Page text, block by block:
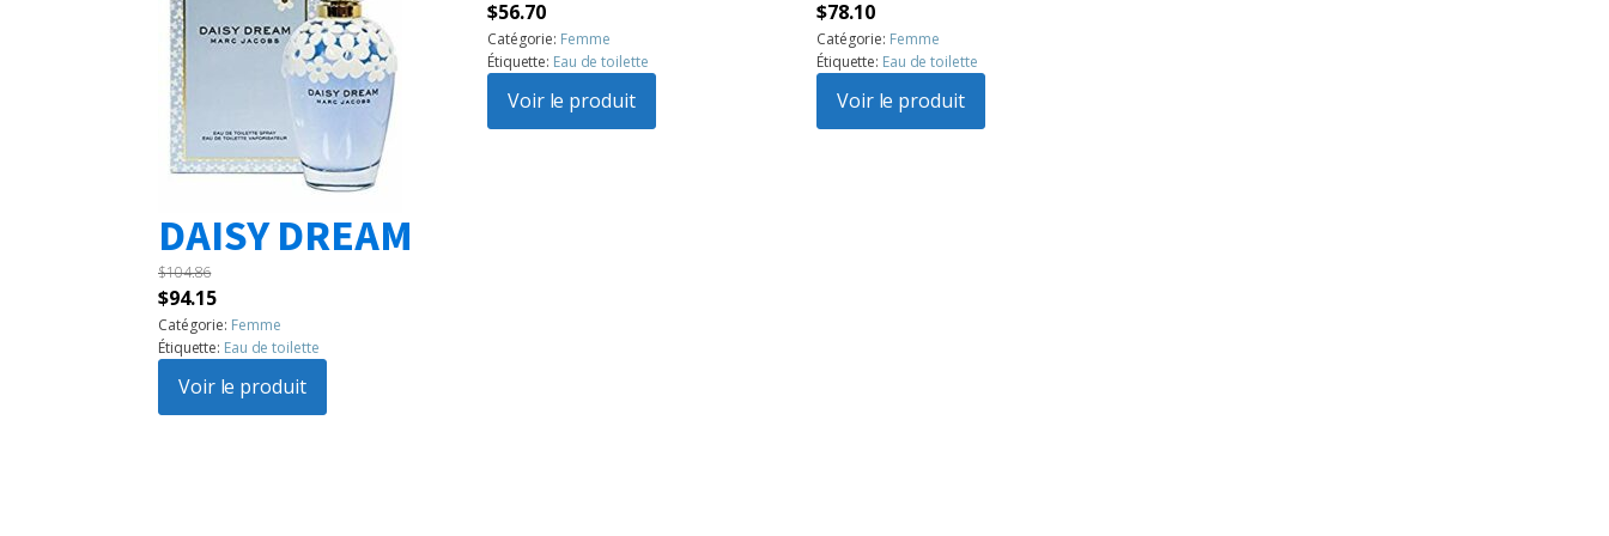
DAISY DREAM
$104.86
Le
prix
initial
était :
$104.86.
$94.15Le
prix
actuel
est :
$94.15.
Catégorie: Femme
Étiquette: Eau de toilette
Voir le produit
Le
prix
initial
était :
$72.76.
$56.70Le
prix
actuel
est :
$56.70.
Catégorie: Femme
Étiquette: Eau de toilette
Voir le produit
Le
prix
initial
était :
$99.51.
$78.10Le
prix
actuel
est :
$78.10.
Catégorie: Femme
Étiquette: Eau de toilette
Voir le produit